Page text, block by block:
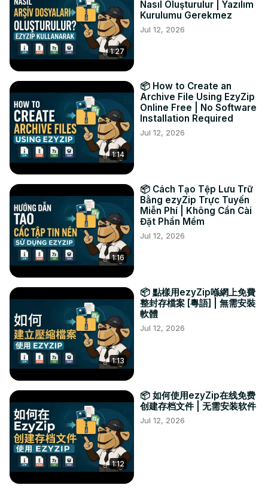
cartella nella cartella di destinazione selezionata.
#converti #cartella #zst
TWITTER: https://twitter.com/ezyzip
FACEBOOK: https://www.facebook.com/ezyzip/
https://www.linkedin.com/showcase/ezyzip/
1:27
Nasıl Oluşturulur | Yazılım
Kurulumu Gerekmez
Jul 12, 2026
1:14
📦 How to Create an
Archive File Using EzyZip
Online Free | No Software
Installation Required
Jul 12, 2026
1:16
📦 Cách Tạo Tệp Lưu Trữ
Bằng ezyZip Trực Tuyến
Miễn Phí | Không Cần Cài
Đặt Phần Mềm
Jul 12, 2026
1:13
📦 點樣用ezyZip喺網上免費
整封存檔案 [粵語] | 無需安裝
軟體
Jul 12, 2026
1:12
📦 如何使用ezyZip在线免费
创建存档文件 | 无需安装软件
Jul 12, 2026